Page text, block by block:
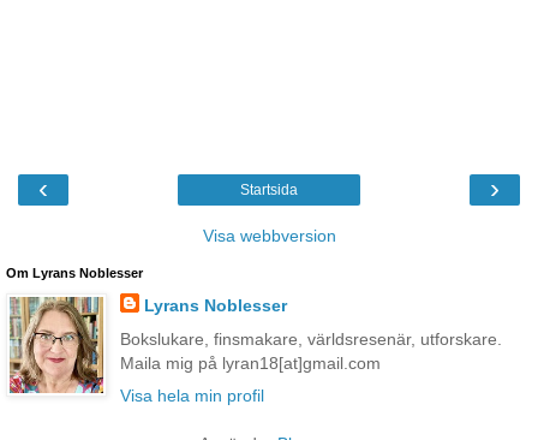
‹ ›
Startsida
Visa webbversion
Om Lyrans Noblesser
Lyrans Noblesser
Bokslukare, finsmakare, världsresenär, utforskare.
Maila mig på lyran18[at]gmail.com
Visa hela min profil